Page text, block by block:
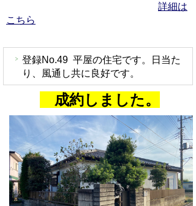
詳細は
こちら
登録No.49 平屋の住宅です。日当た
り、風通し共に良好です。
成約しました。